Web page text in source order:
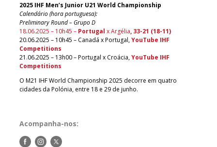
2025 IHF Men’s Junior U21 World Championship
Calendário (hora portuguesa):
Preliminary Round – Grupo D
18.06.2025 – 10h45 – Portugal x Argélia, 33-21 (18-11)
20.06.2025 – 10h45 – Canadá x Portugal,YouTube IHF
Competitions
21.06.2025 – 13h00 – Portugal x Croácia,YouTube IHF
Competitions
O M21 IHF World Championship 2025 decorre em quatro
cidades da Polónia, entre 18 e 29 de junho.
Acompanha-nos:
Siga-Siga-Siga-